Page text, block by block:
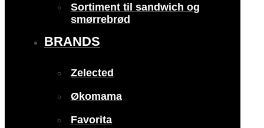
Sortiment til sandwich og
smørrebrød
BRANDS
Zelected
Økomama
Favorita